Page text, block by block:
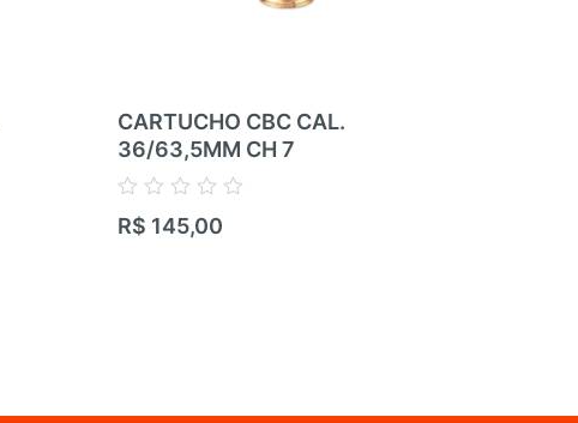
CARTUCHO CBC CAL.
36/63,5MM CH 7
Avaliação
0
R$ 145,00